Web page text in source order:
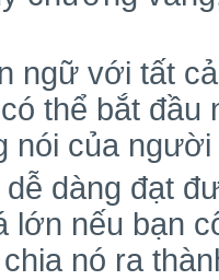
ngữ với tất
thể bắt đầu
nói của
dàng đạt
lớn nếu bạn
nó ra